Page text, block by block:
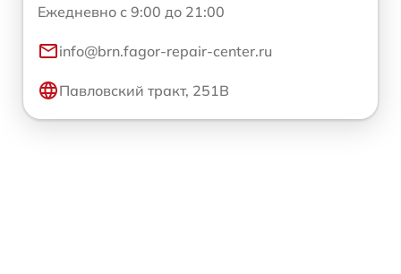
Ежедневно с 9:00 до 21:00
info@brn.fagor-repair-center.ru
Павловский тракт, 251В